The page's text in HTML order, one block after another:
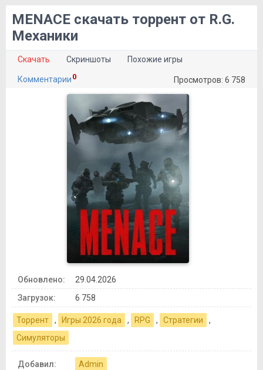
MENACE скачать торрент от R.G.
Механики
Скачать Скриншоты Похожие игры
Комментарии 0 Просмотров: 6 758
Обновлено:
29.04.2026
Загрузок:
6 758
Торрент , Игры 2026 года , RPG , Стратегии
,
Симуляторы
Добавил: Admin